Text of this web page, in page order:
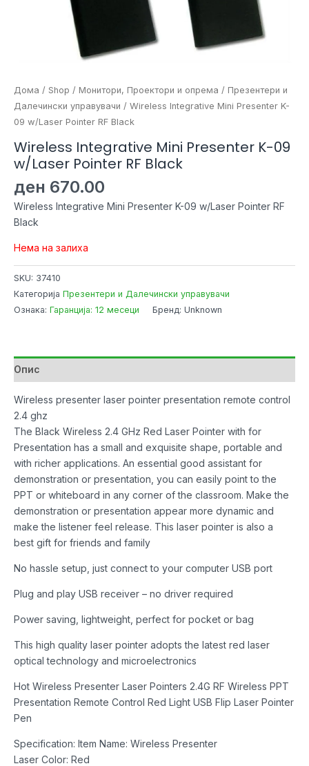
Дома / Shop / Монитори, Проектори и опрема / Презентери и
Далечински управувачи / Wireless Integrative Mini Presenter K-
09 w/Laser Pointer RF Black
Wireless Integrative Mini Presenter K-09
w/Laser Pointer RF Black
ден 670.00
Wireless Integrative Mini Presenter K-09 w/Laser Pointer RF
Black
Нема на залиха
SKU: 37410
Категорија Презентери и Далечински управувачи
Ознака: Гаранција: 12 месеци Бренд: Unknown
Опис
Wireless presenter laser pointer presentation remote control
2.4 ghz
The Black Wireless 2.4 GHz Red Laser Pointer with for
Presentation has a small and exquisite shape, portable and
with richer applications. An essential good assistant for
demonstration or presentation, you can easily point to the
PPT or whiteboard in any corner of the classroom. Make the
demonstration or presentation appear more dynamic and
make the listener feel release. This laser pointer is also a
best gift for friends and family
No hassle setup, just connect to your computer USB port
Plug and play USB receiver – no driver required
Power saving, lightweight, perfect for pocket or bag
This high quality laser pointer adopts the latest red laser
optical technology and microelectronics
Hot Wireless Presenter Laser Pointers 2.4G RF Wireless PPT
Presentation Remote Control Red Light USB Flip Laser Pointer
Pen
Specification: Item Name: Wireless Presenter
Laser Color: Red